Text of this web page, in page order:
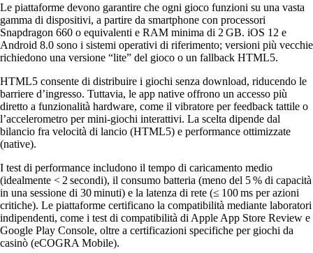
Le piattaforme devono garantire che ogni gioco funzioni su una vasta
gamma di dispositivi, a partire da smartphone con processori
Snapdragon 660 o equivalenti e RAM minima di 2 GB. iOS 12 e
Android 8.0 sono i sistemi operativi di riferimento; versioni più vecchie
richiedono una versione “lite” del gioco o un fallback HTML5.
HTML5 consente di distribuire i giochi senza download, riducendo le
barriere d’ingresso. Tuttavia, le app native offrono un accesso più
diretto a funzionalità hardware, come il vibratore per feedback tattile o
l’accelerometro per mini‑giochi interattivi. La scelta dipende dal
bilancio fra velocità di lancio (HTML5) e performance ottimizzate
(native).
I test di performance includono il tempo di caricamento medio
(idealmente < 2 secondi), il consumo batteria (meno del 5 % di capacità
in una sessione di 30 minuti) e la latenza di rete (≤ 100 ms per azioni
critiche). Le piattaforme certificano la compatibilità mediante laboratori
indipendenti, come i test di compatibilità di Apple App Store Review e
Google Play Console, oltre a certificazioni specifiche per giochi da
casinò (eCOGRA Mobile).